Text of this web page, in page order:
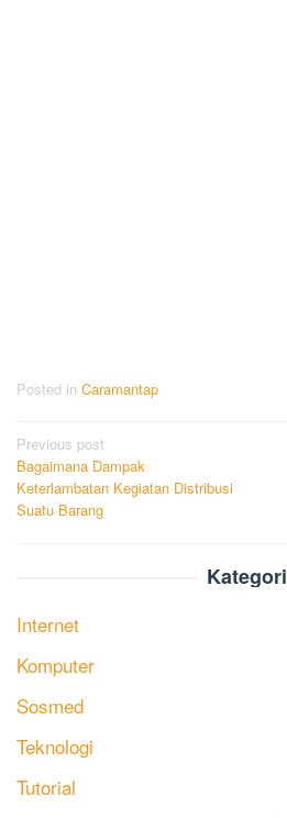
Posted in Caramantap
Post
navigation
Previous post
Bagaimana Dampak
Keterlambatan Kegiatan Distribusi
Suatu Barang
Kategori
Internet
Komputer
Sosmed
Teknologi
Tutorial